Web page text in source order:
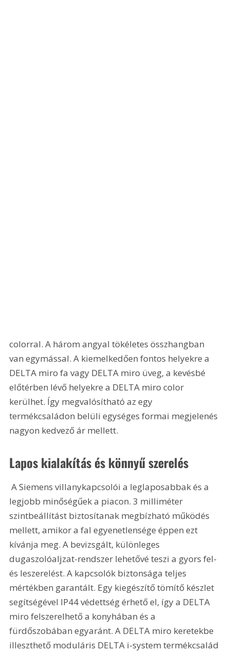
colorral. A három angyal tökéletes összhangban
van egymással. A kiemelkedően fontos helyekre a
DELTA miro fa vagy DELTA miro üveg, a kevésbé
előtérben lévő helyekre a DELTA miro color
kerülhet. Így megvalósítható az egy
termékcsaládon belüli egységes formai megjelenés
nagyon kedvező ár mellett.
Lapos kialakítás és könnyű szerelés
A Siemens villanykapcsolói a leglaposabbak és a
legjobb minőségűek a piacon. 3 milliméter
szintbeállítást biztosítanak megbízható működés
mellett, amikor a fal egyenetlensége éppen ezt
kívánja meg. A bevizsgált, különleges
dugaszolóaljzat-rendszer lehetővé teszi a gyors fel-
és leszerelést. A kapcsolók biztonsága teljes
mértékben garantált. Egy kiegészítő tömítő készlet
segítségével IP44 védettség érhető el, így a DELTA
miro felszerelhető a konyhában és a
fürdőszobában egyaránt. A DELTA miro keretekbe
illeszthető moduláris DELTA i-system termékcsalád